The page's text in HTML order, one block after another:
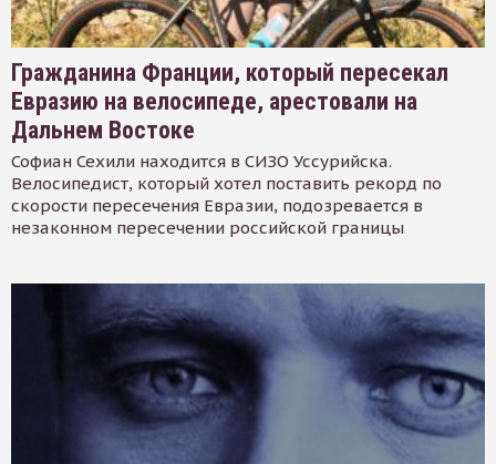
Гражданина Франции, который пересекал
Евразию на велосипеде, арестовали на
Дальнем Востоке
Софиан Сехили находится в СИЗО Уссурийска.
Велосипедист, который хотел поставить рекорд по
скорости пересечения Евразии, подозревается в
незаконном пересечении российской границы